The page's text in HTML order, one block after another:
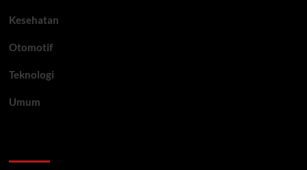
Kesehatan
Otomotif
Teknologi
Umum